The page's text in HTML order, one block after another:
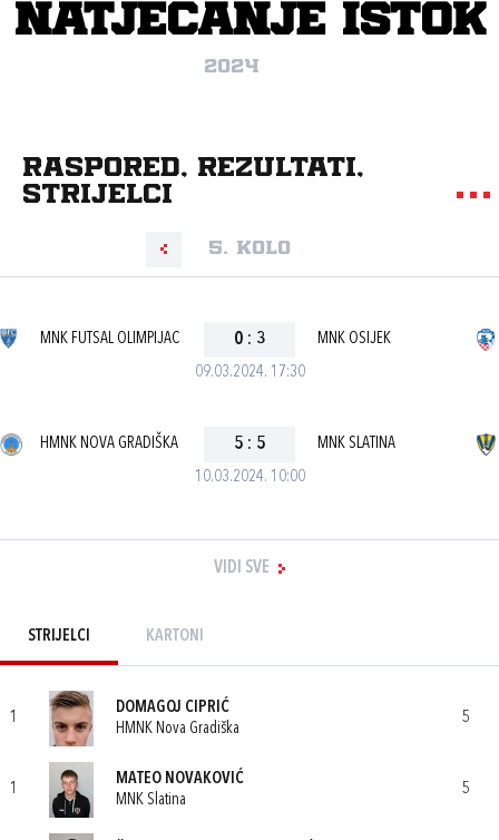
NATJECANJE ISTOK
2024
Raspored, rezultati,
strijelci
5. kolo
09.03.2024. 17:30
MNK FUTSAL OLIMPIJAC 0 : 3 MNK OSIJEK
10.03.2024. 10:00
HMNK NOVA GRADIŠKA 5 : 5 MNK SLATINA
VIDI SVE
STRIJELCI KARTONI
1
DOMAGOJ CIPRIĆ
HMNK Nova Gradiška
5
1
MATEO NOVAKOVIĆ
MNK Slatina
5